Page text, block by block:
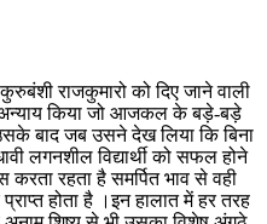
राजकुमारो को दिए जाने वाली
किया जो आजकल के बड़े-बड़े
बाद जब उसने देख लिया कि बिना
लगनशील विद्यार्थी को सफल होने
रहता है समर्पित भाव से वही
होता है ।इन हालात में हर तरह